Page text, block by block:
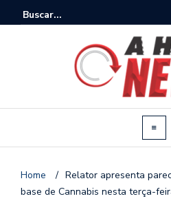
Home / Relator apresenta
base de Cannabis nesta terça-